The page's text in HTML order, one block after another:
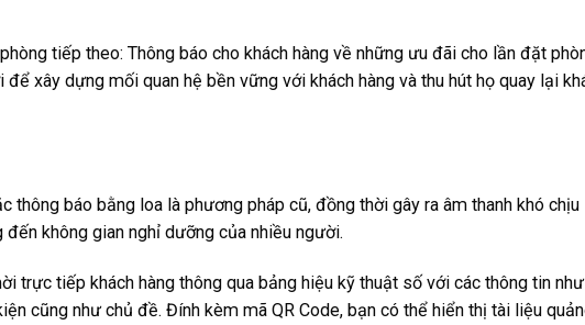
tiếp theo: Thông báo cho khách hàng về những ưu đãi cho lần đặt
xây dựng mối quan hệ bền vững với khách hàng và thu hút họ quay lại
thông báo bằng loa là phương pháp cũ, đồng thời gây ra âm thanh khó chịu
không gian nghỉ dưỡng của nhiều người.
trực tiếp khách hàng thông qua bảng hiệu kỹ thuật số với các thông tin như
cũng như chủ đề. Đính kèm mã QR Code, bạn có thể hiển thị tài liệu